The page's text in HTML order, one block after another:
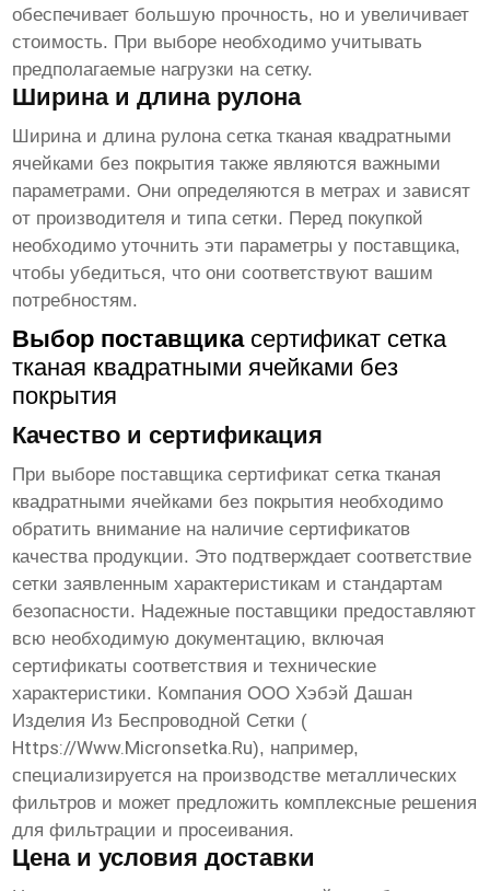
обеспечивает большую прочность, но и увеличивает
стоимость. При выборе необходимо учитывать
предполагаемые нагрузки на сетку.
Ширина и длина рулона
Ширина и длина рулонасетка тканая квадратными
ячейками без покрытия также являются важными
параметрами. Они определяются в метрах и зависят
от производителя и типа сетки. Перед покупкой
необходимо уточнить эти параметры у поставщика,
чтобы убедиться, что они соответствуют вашим
потребностям.
Выбор поставщика сертификат сетка
тканая квадратными ячейками без
покрытия
Качество и сертификация
При выборе поставщикасертификат сетка тканая
квадратными ячейками без покрытия необходимо
обратить внимание на наличие сертификатов
качества продукции. Это подтверждает соответствие
сетки заявленным характеристикам и стандартам
безопасности. Надежные поставщики предоставляют
всю необходимую документацию, включая
сертификаты соответствия и технические
характеристики. Компания ООО Хэбэй Дашан
Изделия Из Беспроводной Сетки (
Https://www.micronsetka.ru), например,
специализируется на производстве металлических
фильтров и может предложить комплексные решения
для фильтрации и просеивания.
Цена и условия доставки